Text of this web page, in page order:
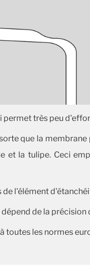
permet très peu
que la
et la tulipe. Ceci
l'élément
de la précision
toutes les normes